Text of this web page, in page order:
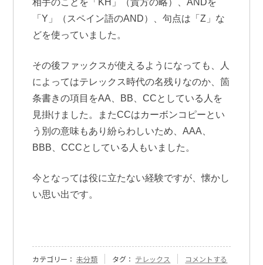
相手のことを「KH」（貴方の略）、ANDを
「Y」（スペイン語のAND）、句点は「Z」な
どを使っていました。
その後ファックスが使えるようになっても、人
によってはテレックス時代の名残りなのか、箇
条書きの項目をAA、BB、CCとしている人を
見掛けました。またCCはカーボンコピーとい
う別の意味もあり紛らわしいため、AAA、
BBB、CCCとしている人もいました。
今となっては役に立たない経験ですが、懐かし
い思い出です。
カテゴリー：未分類 タグ： テレックス
『[174]
コメントする